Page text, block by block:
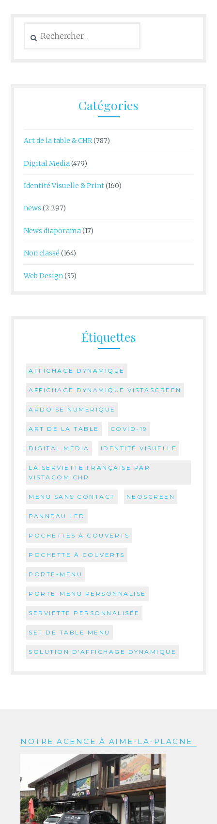
Catégories
Art de la table & CHR(787)
Digital Media(479)
Identité Visuelle & Print(160)
news (2 297)
News diaporama(17)
Non classé (164)
Web Design (35)
Étiquettes
AFFICHAGE DYNAMIQUE
AFFICHAGE DYNAMIQUE VISTASCREEN
ARDOISE NUMERIQUE
ART DE LA TABLE COVID-19
DIGITAL MEDIA IDENTITÉ VISUELLE
LA SERVIETTE FRANÇAISE PAR
VISTACOM CHR
MENU SANS CONTACT NEOSCREEN
PANNEAU LED
POCHETTES À COUVERTS
POCHETTE À COUVERTS
PORTE-MENU
PORTE-MENU PERSONNALISÉ
SERVIETTE PERSONNALISÉE
SET DE TABLE MENU
SOLUTION D'AFFICHAGE DYNAMIQUE
NOTRE AGENCE À AIME-LA-PLAGNE